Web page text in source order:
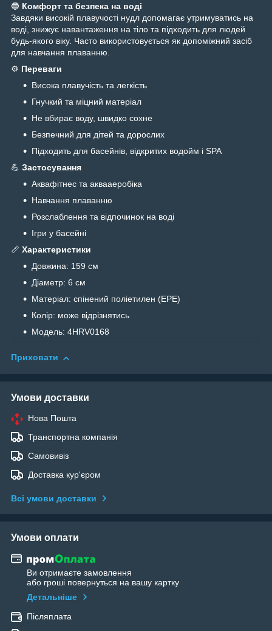
🔵 Комфорт та безпека на воді
Завдяки високій плавучості нудл допомагає утримуватись на
воді, знижує навантаження на тіло та підходить для людей
будь-якого віку. Часто використовується як допоміжний засіб
для навчання плаванню.
⚙️ Переваги
Висока плавучість та легкість
Гнучкий та міцний матеріал
Не вбирає воду, швидко сохне
Безпечний для дітей та дорослих
Підходить для басейнів, відкритих водойм і SPA
💪 Застосування
Аквафітнес та аквааеробіка
Навчання плаванню
Розслаблення та відпочинок на воді
Ігри у басейні
📏 Характеристики
Довжина: 159 см
Діаметр: 6 см
Матеріал: спінений поліетилен (EPE)
Колір: може відрізнятись
Модель: 4HRV0168
Приховати
Умови доставки
Нова Пошта
Транспортна компанія
Самовивіз
Доставка кур'єром
Всі умови доставки
Умови оплати
Ви отримаєте замовлення
або гроші повернуться на вашу картку
Детальніше
Післяплата